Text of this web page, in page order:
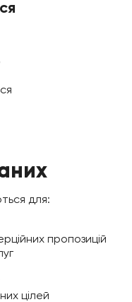
для:
пропозицій
цілей